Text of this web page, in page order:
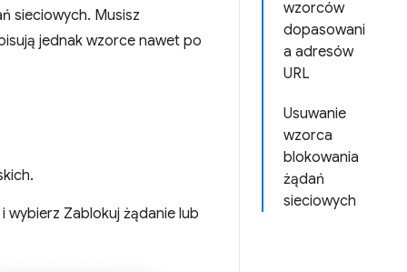
wzorców
dopasowani
a adresów
URL
Usuwanie
wzorca
blokowania
żądań
sieciowych
sieciowych. Musisz
jednak wzorce nawet po
wybierz Zablokuj żądanie lub